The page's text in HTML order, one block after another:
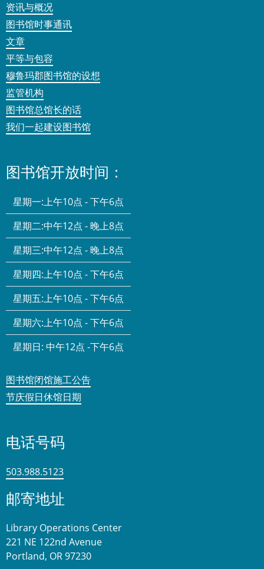
资讯与概况
图书馆时事通讯
文章
平等与包容
穆鲁玛郡图书馆的设想
监管机构
图书馆总馆长的话
我们一起建设图书馆
图书馆开放时间：
星期一:上午10点 - 下午6点
星期二:中午12点 - 晚上8点
星期三:中午12点 - 晚上8点
星期四:上午10点 - 下午6点
星期五:上午10点 - 下午6点
星期六:上午10点 - 下午6点
星期日: 中午12点 -下午6点
图书馆闭馆施工公告
节庆假日休馆日期
电话号码
503.988.5123
邮寄地址
Library Operations Center
221 NE 122nd Avenue
Portland, OR 97230